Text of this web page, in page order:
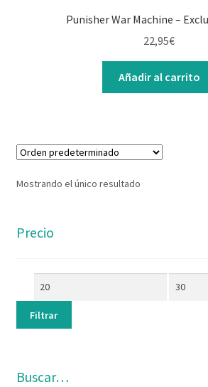
Punisher War Machine –
22,95€
Añadir al carrito
Mostrando el único resultado
Precio
Filtrar
Buscar…